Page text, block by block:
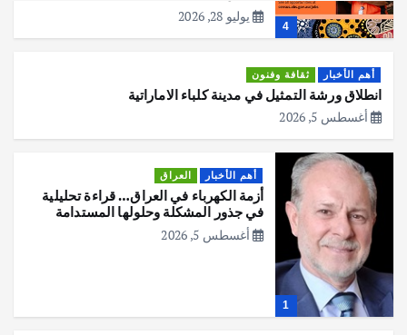
4
يوليو 28, 2026
أهم الأخبار ثقافة وفنون
انطلاق ورشة التمثيل في مدينة كلباء الاماراتية
أغسطس 5, 2026
1
أهم الأخبار العراق
أزمة الكهرباء في العراق… قراءة تحليلية
في جذور المشكلة وحلولها المستدامة
أغسطس 5, 2026